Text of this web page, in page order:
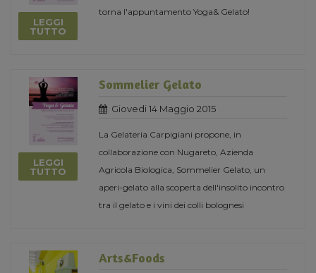
LEGGI
TUTTO
torna l'appuntamento Yoga& Gelato!
LEGGI
TUTTO
Sommelier Gelato
Giovedi 14 Maggio 2015
La Gelateria Carpigiani propone, in
collaborazione con Nugareto, Azienda
Agricola Biologica, Sommelier Gelato, un
aperi-gelato alla scoperta dell'insolito incontro
tra il gelato e i vini dei colli bolognesi
Arts&Foods